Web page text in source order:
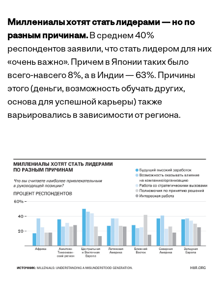
Миллениалы хотят стать лидерами — но по
разным причинам.В среднем 40%
респондентов заявили, что стать лидером для них
«очень важно». Причем в Японии таких было
всего-навсего 8%, а в Индии — 63%. Причины
этого (деньги, возможность обучать других,
основа для успешной карьеры) также
варьировались в зависимости от региона.